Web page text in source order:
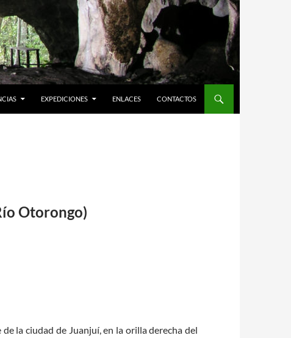
EXPEDICIONES ENLACES CONTACTOS
Otorongo)
la ciudad de Juanjuí, en la orilla derecha del